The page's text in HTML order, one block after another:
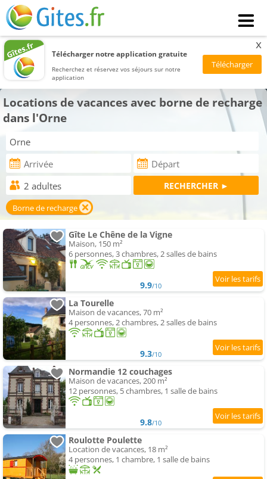
Télécharger notre application gratuite
Recherchez et réservez vos séjours sur notre
application
x
Locations de vacances avec borne de recharge
dans l'Orne
Borne de recharge
Gîte Le Chêne de la Vigne
Maison, 150 m²
6 personnes, 3 chambres, 2 salles de bains
9.9/10
La Tourelle
Maison de vacances, 70 m²
4 personnes, 2 chambres, 2 salles de bains
9.3/10
Normandie 12 couchages
Maison de vacances, 200 m²
12 personnes, 5 chambres, 1 salle de bains
9.8/10
Roulotte Poulette
Location de vacances, 18 m²
4 personnes, 1 chambre, 1 salle de bains